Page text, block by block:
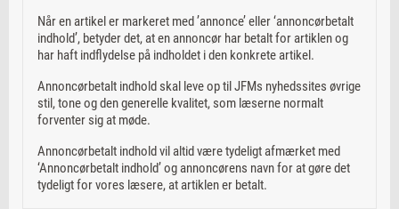
Når en artikel er markeret med ’annonce’ eller ‘annoncørbetalt
indhold’, betyder det, at en annoncør har betalt for artiklen og
har haft indflydelse på indholdet i den konkrete artikel.
Annoncørbetalt indhold skal leve op til JFMs nyhedssites øvrige
stil, tone og den generelle kvalitet, som læserne normalt
forventer sig at møde.
Annoncørbetalt indhold vil altid være tydeligt afmærket med
‘Annoncørbetalt indhold’ og annoncørens navn for at gøre det
tydeligt for vores læsere, at artiklen er betalt.